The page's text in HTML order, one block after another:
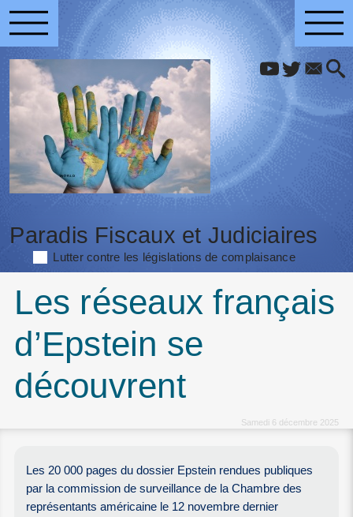
Paradis Fiscaux et Judiciaires
Lutter contre les législations de complaisance
Les réseaux français
d’Epstein se
découvrent
Samedi 6 décembre 2025
Les 20 000 pages du dossier Epstein rendues publiques
par la commission de surveillance de la Chambre des
représentants américaine le 12 novembre dernier